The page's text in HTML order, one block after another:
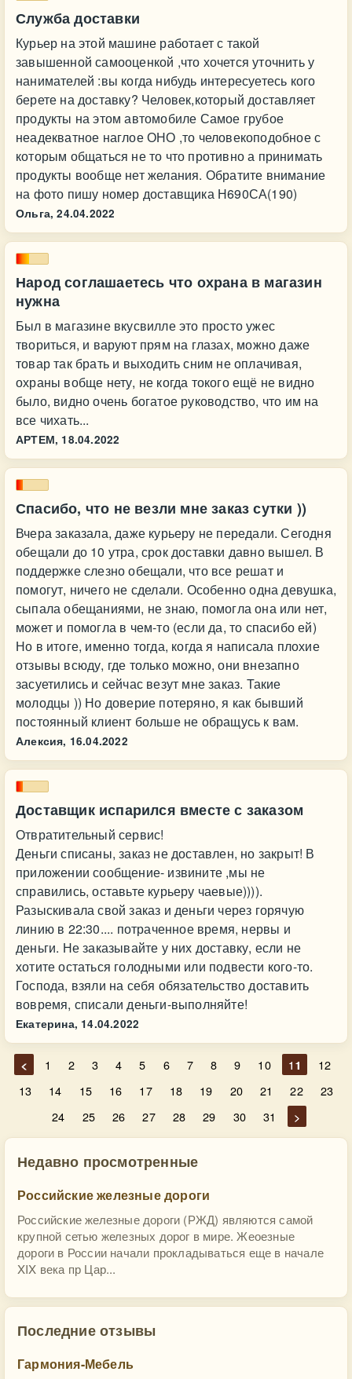
Служба доставки
Курьер на этой машине работает с такой
завышенной самооценкой ,что хочется уточнить у
нанимателей :вы когда нибудь интересуетесь кого
берете на доставку? Человек,который доставляет
продукты на этом автомобиле Самое грубое
неадекватное наглое ОНО ,то человекоподобное с
которым общаться не то что противно а принимать
продукты вообще нет желания. Обратите внимание
на фото пишу номер доставщика Н690СА(190)
Ольга, 24.04.2022
Народ соглашаетесь что охрана в магазин
нужна
Был в магазине вкусвилле это просто ужес
твориться, и варуют прям на глазах, можно даже
товар так брать и выходить сним не оплачивая,
охраны вобще нету, не когда токого ещё не видно
было, видно очень богатое руководство, что им на
все чихать...
АРТЕМ, 18.04.2022
Спасибо, что не везли мне заказ сутки ))
Вчера заказала, даже курьеру не передали. Сегодня
обещали до 10 утра, срок доставки давно вышел. В
поддержке слезно обещали, что все решат и
помогут, ничего не сделали. Особенно одна девушка,
сыпала обещаниями, не знаю, помогла она или нет,
может и помогла в чем-то (если да, то спасибо ей)
Но в итоге, именно тогда, когда я написала плохие
отзывы всюду, где только можно, они внезапно
засуетились и сейчас везут мне заказ. Такие
молодцы )) Но доверие потеряно, я как бывший
постоянный клиент больше не обращусь к вам.
Алексия, 16.04.2022
Доставщик испарился вместе с заказом
Отвратительный сервис!
Деньги списаны, заказ не доставлен, но закрыт! В
приложении сообщение- извините ,мы не
справились, оставьте курьеру чаевые)))).
Разыскивала свой заказ и деньги через горячую
линию в 22:30.... потраченное время, нервы и
деньги. Не заказывайте у них доставку, если не
хотите остаться голодными или подвести кого-то.
Господа, взяли на себя обязательство доставить
вовремя, списали деньги-выполняйте!
Екатерина, 14.04.2022
< 1 2 3 4 5 6 7 8 9 10 11
12
13
14 15 16 17 18 19 20 21 22
23
24
25 26 27 28 29 30 31 >
Недавно просмотренные
Российские железные дороги
Российские железные дороги (РЖД) являются самой
крупной сетью железных дорог в мире. Жеоезные
дороги в России начали прокладываться еще в начале
XIX века пр Цар...
Последние отзывы
Гармония-Мебель